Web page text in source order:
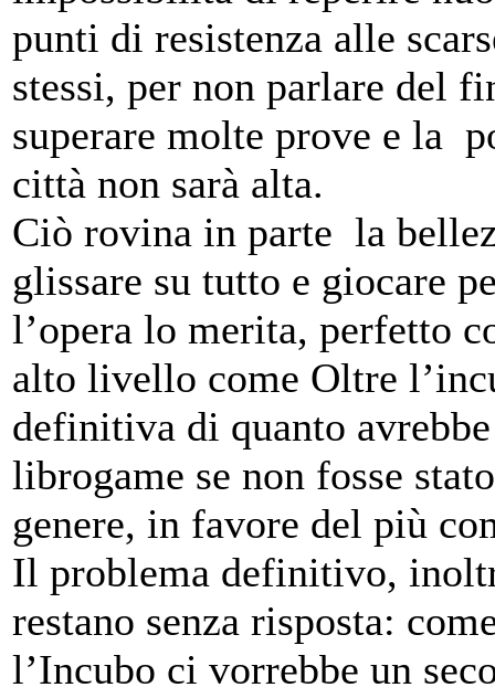
punti di resistenza alle
stessi, per non parlare del
superare molte prove e la
città non sarà alta.
Ciò rovina in parte la
glissare su tutto e giocare
l’opera lo merita, perfetto
alto livello come Oltre
definitiva di quanto
librogame se non fosse
genere, in favore del più
Il problema definitivo,
restano senza risposta:
l’Incubo ci vorrebbe un